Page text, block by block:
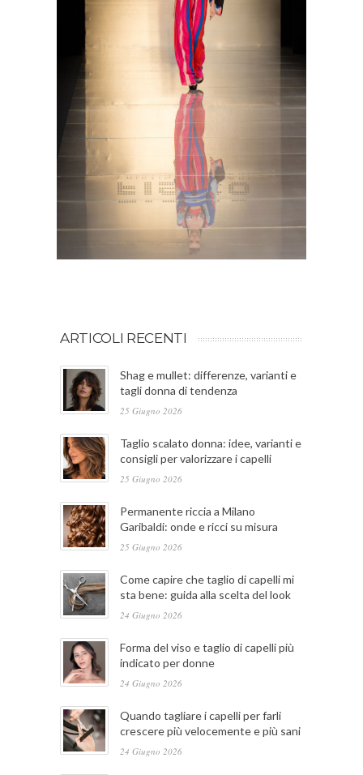
ARTICOLI RECENTI
Shag e mullet: differenze, varianti e
tagli donna di tendenza
25 Giugno 2026
Taglio scalato donna: idee, varianti e
consigli per valorizzare i capelli
25 Giugno 2026
Permanente riccia a Milano
Garibaldi: onde e ricci su misura
25 Giugno 2026
Come capire che taglio di capelli mi
sta bene: guida alla scelta del look
24 Giugno 2026
Forma del viso e taglio di capelli più
indicato per donne
24 Giugno 2026
Quando tagliare i capelli per farli
crescere più velocemente e più sani
24 Giugno 2026